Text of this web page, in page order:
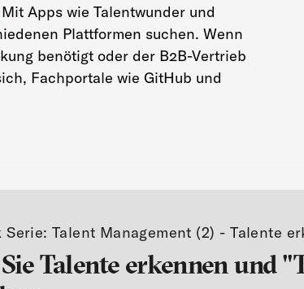
Mit Apps wie Talentwunder und
Plattformen suchen. Wenn
benötigt oder der B2B-Vertrieb
Fachportale wie GitHub und
Serie: Talent Management (2) - Talente
Talente erkennen und